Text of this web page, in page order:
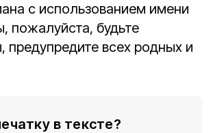
с использованием имени
пожалуйста, будьте
предупредите всех родных и
в тексте?